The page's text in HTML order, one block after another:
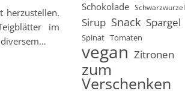
herzustellen.
im
Schokolade Schwarzwurzel
Sirup Snack Spargel
Spinat Tomaten
vegan Zitronen
zum
Verschenken